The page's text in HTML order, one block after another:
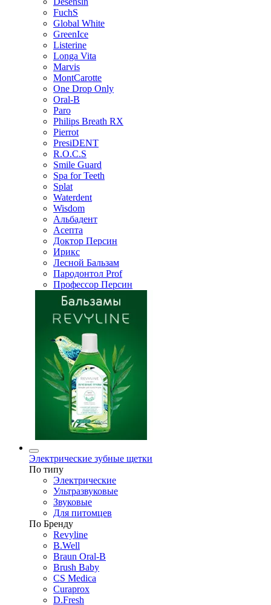
FuchS
Global White
GreenIce
Listerine
Longa Vita
Marvis
MontCarotte
One Drop Only
Oral-B
Paro
Philips Breath RX
Pierrot
PresiDENT
R.O.C.S
Smile Guard
Spa for Teeth
Splat
Waterdent
Wisdom
Альбадент
Асепта
Доктор Персин
Ирикс
Лесной Бальзам
Пародонтол Prof
Профессор Персин
Электрические зубные щетки
По типу
Электрические
Ультразвуковые
Звуковые
Для питомцев
По Бренду
Revyline
B.Well
Braun Oral-B
Brush Baby
CS Medica
Curaprox
D.Fresh